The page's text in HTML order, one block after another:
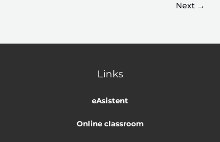
Next →
Links
eAsistent
Online classroom